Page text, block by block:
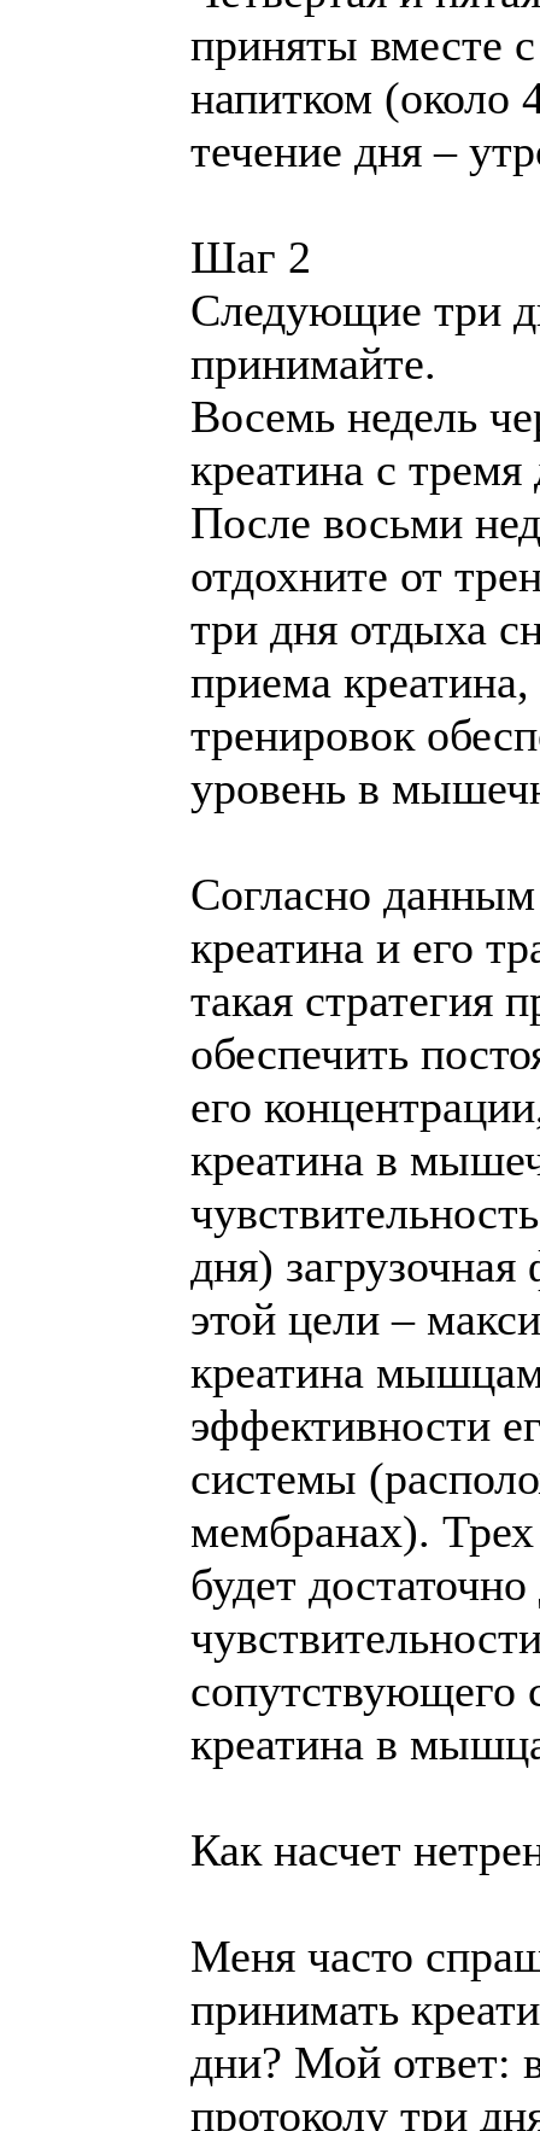
приняты вместе
напитком (около
течение дня –
Шаг 2
Следующие три
принимайте.
Восемь недель
креатина с
После восьми
отдохните от
три дня отдыха
приема
тренировок
уровень в
Согласно
креатина и его
такая стратегия
обеспечить
его
креатина в
дня)
этой цели –
креатина
эффективности
системы
мембранах). Трех
будет
сопутствующего
креатина в
Как насчет
Меня часто
принимать
дни? Мой ответ:
протоколу три